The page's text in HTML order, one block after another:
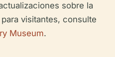
sobre la
visitantes, consulte
Museum.